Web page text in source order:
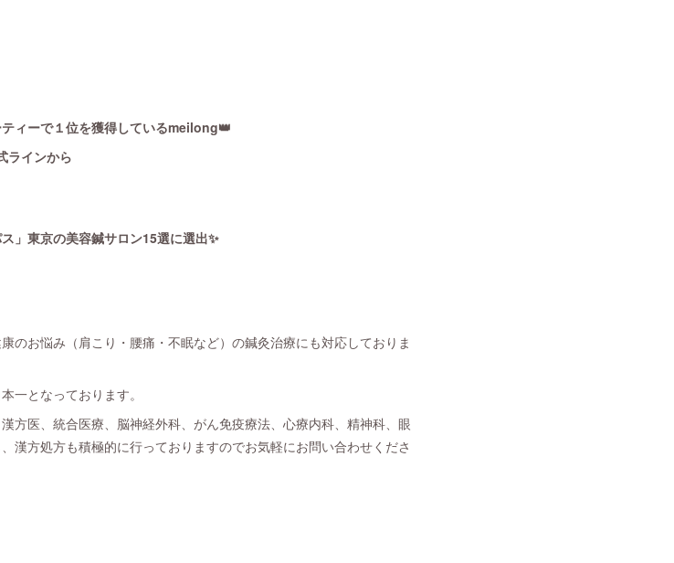
ィーで１位を獲得しているmeilong👑
ラインから
」東京の美容鍼サロン15選に選出✨
のお悩み（肩こり・腰痛・不眠など）の鍼灸治療にも対応しておりま
一となっております。
方医、統合医療、脳神経外科、がん免疫療法、心療内科、精神科、眼
漢方処方も積極的に行っておりますのでお気軽にお問い合わせくださ